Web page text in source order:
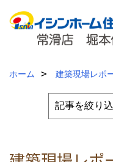
ホーム 建築現場レポ